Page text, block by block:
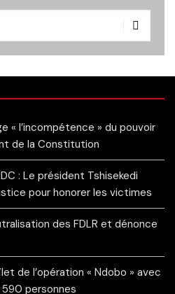
« l’incompétence » du pouvoir
de la Constitution
: Le président Tshisekedi
pour honorer les victimes
des FDLR et dénonce
de l’opération « Ndobo » avec
personnes